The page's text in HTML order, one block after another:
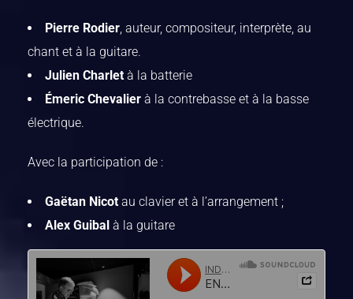
Pierre Rodier, auteur, compositeur, interprète, au
chant et à la guitare.
Julien Charlet à la batterie
Émeric Chevalier à la contrebasse et à la basse
électrique.
Avec la participation de :
Gaëtan Nicot au clavier et à l’arrangement ;
Alex Guibal à la guitare